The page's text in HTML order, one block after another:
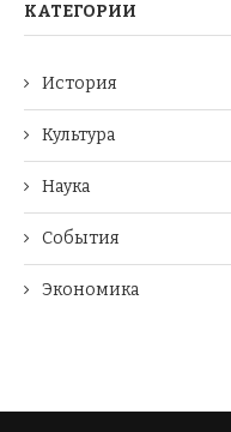
КАТЕГОРИИ
История
Культура
Наука
События
Экономика